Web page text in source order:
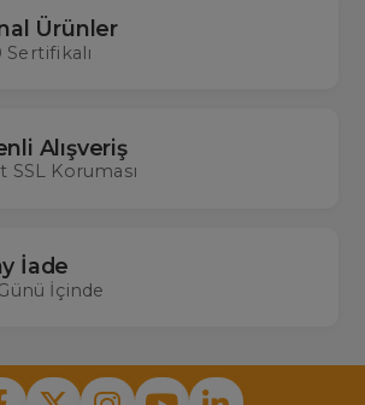
Ürünler
Sertifikalı
Alışveriş
SSL Koruması
İade
İçinde